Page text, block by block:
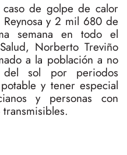
de golpe de calor
y 2 mil 680 de
semana en todo el
Norberto Treviño
a la población a no
sol por periodos
y tener especial
y personas con